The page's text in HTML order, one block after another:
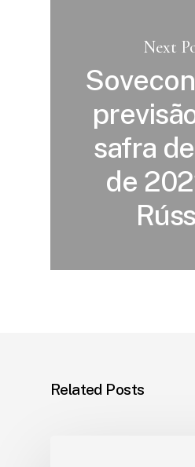
Next
safra
de
Related Posts